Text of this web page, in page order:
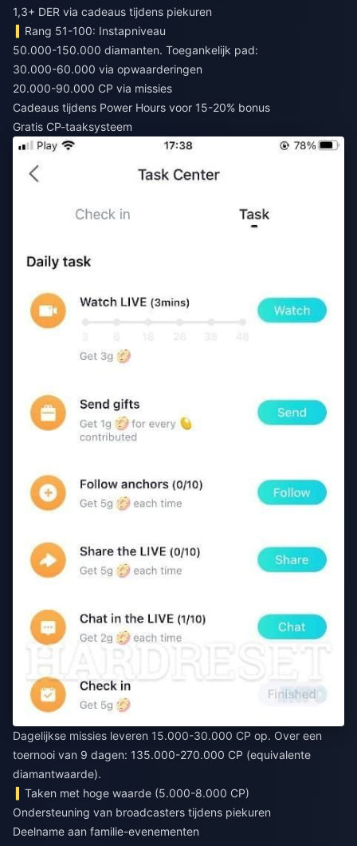
1,3+ DER via cadeaus tijdens piekuren
Rang 51-100: Instapniveau
50.000-150.000 diamanten. Toegankelijk pad:
30.000-60.000 via opwaarderingen
20.000-90.000 CP via missies
Cadeaus tijdens Power Hours voor 15-20% bonus
Gratis CP-taaksysteem
Dagelijkse missies leveren 15.000-30.000 CP op. Over een
toernooi van 9 dagen: 135.000-270.000 CP (equivalente
diamantwaarde).
Taken met hoge waarde (5.000-8.000 CP)
Ondersteuning van broadcasters tijdens piekuren
Deelname aan familie-evenementen